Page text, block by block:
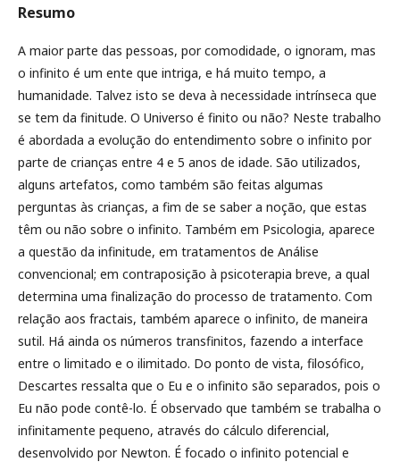
Resumo
A maior parte das pessoas, por comodidade, o ignoram, mas
o infinito é um ente que intriga, e há muito tempo, a
humanidade. Talvez isto se deva à necessidade intrínseca que
se tem da finitude. O Universo é finito ou não? Neste trabalho
é abordada a evolução do entendimento sobre o infinito por
parte de crianças entre 4 e 5 anos de idade. São utilizados,
alguns artefatos, como também são feitas algumas
perguntas às crianças, a fim de se saber a noção, que estas
têm ou não sobre o infinito. Também em Psicologia, aparece
a questão da infinitude, em tratamentos de Análise
convencional; em contraposição à psicoterapia breve, a qual
determina uma finalização do processo de tratamento. Com
relação aos fractais, também aparece o infinito, de maneira
sutil. Há ainda os números transfinitos, fazendo a interface
entre o limitado e o ilimitado. Do ponto de vista, filosófico,
Descartes ressalta que o Eu e o infinito são separados, pois o
Eu não pode contê-lo. É observado que também se trabalha o
infinitamente pequeno, através do cálculo diferencial,
desenvolvido por Newton. É focado o infinito potencial e